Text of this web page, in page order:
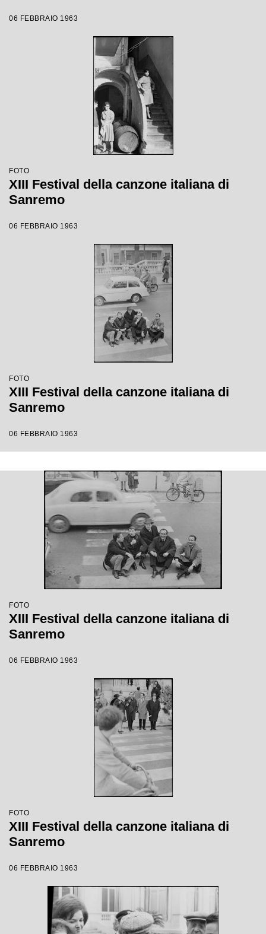
06 FEBBRAIO 1963
FOTO
XIII Festival della canzone italiana di
Sanremo
06 FEBBRAIO 1963
FOTO
XIII Festival della canzone italiana di
Sanremo
06 FEBBRAIO 1963
FOTO
XIII Festival della canzone italiana di
Sanremo
06 FEBBRAIO 1963
FOTO
XIII Festival della canzone italiana di
Sanremo
06 FEBBRAIO 1963